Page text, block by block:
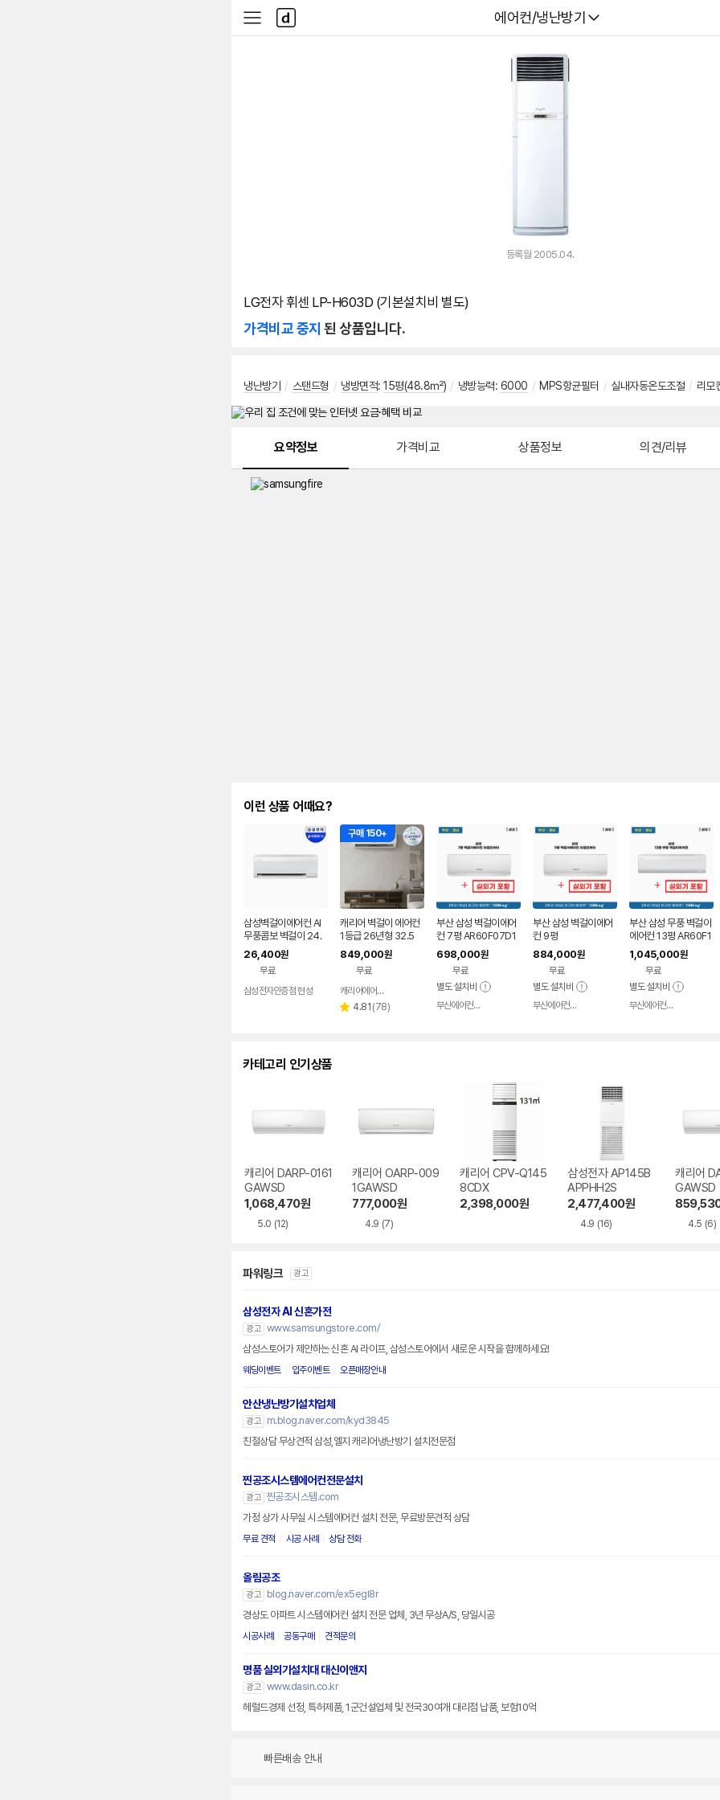
다나와
에어컨/냉난방기
사
이
다
나
와
등록월 2005.04.
LG전자 휘센 LP-H603D (기본설치비 별도)
가격비교 중지 된 상품입니다.
냉난방기 / 스탠드형 / 냉방면적: 15평(48.8㎡) / 냉방능력: 6000 / MPS항균필터 / 실내자동온도조절 / 리모
요약정보 가격비교 상품정보 의견/리뷰
이런 상품 어때요?
삼성벽걸이에어컨 AI
무풍콤보 벽걸이 24.
4m2 AR60F07D12
WT 구독 렌탈
26,400원
무료
삼성전자인증점 현성
구매 150+
캐리어 벽걸이 에어컨
1등급 26년형 32.5
㎡(10평) OARB-01
01GAWSD 일반배관
전국기본설치비+실외
기포함
849,000원
무료
캐리어에어컨 공식온라인샵
별 4.81 리
(78)
부산 삼성 벽걸이에어
컨 7평 AR60F07D1
2WS
698,000원
무료
별도 설치비
부산에어컨 전문 가화Eng
부산 삼성 벽걸이에어
컨 9평
884,000원
무료
별도 설치비
부산에어컨 전문 가화Eng
부산 삼성 무풍 벽걸이
에어컨 13평 AR60F1
3D12WS
1,045,000원
무료
별도 설치비
부산에어컨 전문 가화Eng
카테고리 인기상품
캐리어 DARP-0161
GAWSD
1,068,470원
5.0 (12)
캐리어 OARP-009
1GAWSD
777,000원
4.9 (7)
캐리어 CPV-Q145
8CDX
2,398,000원
삼성전자 AP145B
APPHH2S
2,477,400원
4.9 (16)
캐리어
GAWSD
4.5 (6)
파워링크 광고
삼성전자 AI 신혼가전
광고 www.samsungstore.com/
삼성스토어가 제안하는 신혼 AI 라이프, 삼성스토어에서 새로운 시작을 함께하세요!
웨딩이벤트 입주이벤트 오픈매장안내
안산냉난방기설치업체
광고
m.blog.naver.com/kyd3845
친절상담 무상견적 삼성,엘지 캐리어냉난방기 설치전문점
찐공조시스템에어컨전문설치
광고 찐공조시스템.com
가정 상가 사무실 시스템에어컨 설치 전문, 무료방문견적 상담
무료 견적 시공 사례 상담 전화
올림공조
광고
blog.naver.com/ex5egl8r
경상도 아파트 시스템에어컨 설치 전문 업체, 3년 무상A/S, 당일시공
시공사례 공동구매 견적문의
명품 실외기설치대 대신이앤지
광고 www.dasin.co.kr
헤럴드경제 선정, 특허제품, 1군건설업체 및 전국30여개 대리점 납품, 보험10억
빠른배송 안내